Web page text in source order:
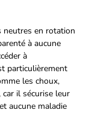
neutres en rotation
à aucune
à
particulièrement
les choux,
il sécurise leur
aucune maladie